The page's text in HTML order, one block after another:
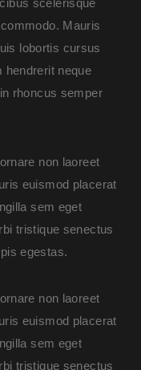
Mauris
lobortis cursus
hendrerit neque
rhoncus semper
non laoreet
euismod placerat
sem eget
tristique senectus
egestas.
non laoreet
euismod placerat
sem eget
tristique senectus